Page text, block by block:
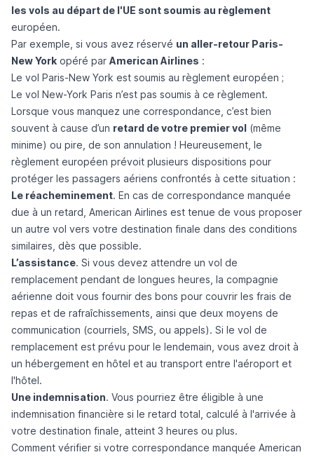
les vols au départ de l'UE sont soumis au règlement
européen.
Par exemple, si vous avez réservé un aller-retour Paris-
New York opéré par American Airlines :
Le vol Paris-New York est soumis au règlement européen ;
Le vol New-York Paris n’est pas soumis à ce règlement.
Lorsque vous manquez une correspondance, c’est bien
souvent à cause d’un retard de votre premier vol (même
minime) ou pire, de son annulation ! Heureusement, le
règlement européen prévoit plusieurs dispositions pour
protéger les passagers aériens confrontés à cette situation :
Le réacheminement. En cas de correspondance manquée
due à un retard, American Airlines est tenue de vous proposer
un autre vol vers votre destination finale dans des conditions
similaires, dès que possible.
L’assistance. Si vous devez attendre un vol de
remplacement pendant de longues heures, la compagnie
aérienne doit vous fournir des bons pour couvrir les frais de
repas et de rafraîchissements, ainsi que deux moyens de
communication (courriels, SMS, ou appels). Si le vol de
remplacement est prévu pour le lendemain, vous avez droit à
un hébergement en hôtel et au transport entre l'aéroport et
l'hôtel.
Une indemnisation. Vous pourriez être éligible à une
indemnisation financière si le retard total, calculé à l'arrivée à
votre destination finale, atteint 3 heures ou plus.
Comment vérifier si votre correspondance manquée American